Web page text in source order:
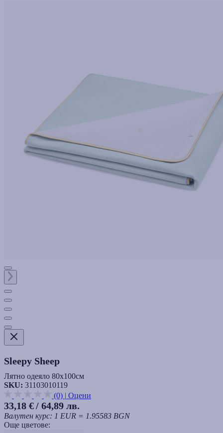
Sleepy Sheep
Лятно одеяло 80x100см
SKU: 31103010119
(0) | Оцени
33,18 €/ 64,89 лв.
Валутен курс: 1 EUR = 1.95583 BGN
Още цветове: